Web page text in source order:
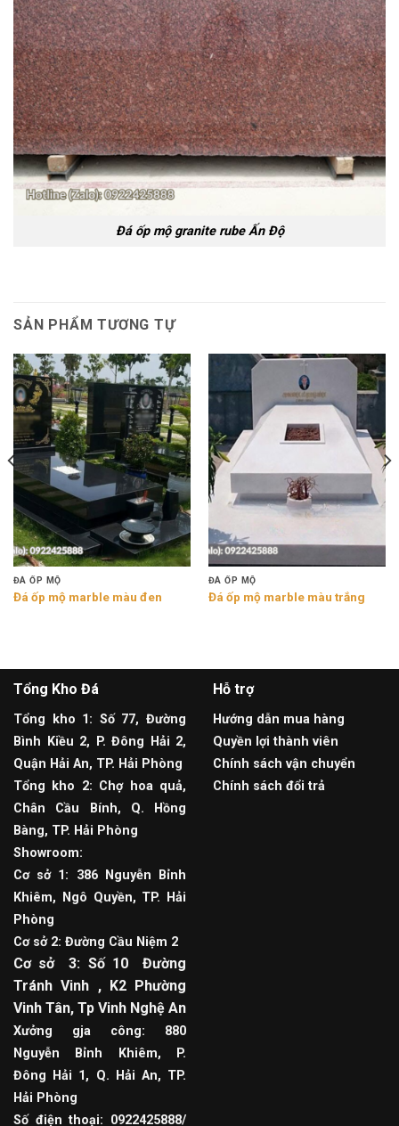
Đá ốp mộ granite rube Ấn Độ
SẢN PHẨM TƯƠNG TỰ
ĐÁ ỐP MỘ
Đá ốp mộ marble màu đen
ĐÁ ỐP MỘ
Đá ốp mộ marble màu trắng
Tổng Kho Đá
Tổng kho 1: Số 77, Đường
Bình Kiều 2, P. Đông Hải 2,
Quận Hải An, TP. Hải Phòng
Tổng kho 2: Chợ hoa quả,
Chân Cầu Bính, Q. Hồng
Bàng, TP. Hải Phòng
Showroom:
Cơ sở 1: 386 Nguyễn Bỉnh
Khiêm, Ngô Quyền, TP. Hải
Phòng
Cơ sở 2: Đường Cầu Niệm 2
Cơ sở 3: Số 10 Đường
Tránh Vinh , K2 Phường
Vinh Tân, Tp Vinh Nghệ An
Xưởng gja công: 880
Nguyễn Bỉnh Khiêm, P.
Đông Hải 1, Q. Hải An, TP.
Hải Phòng
Số điện thoại: 0922425888/
Hỗ trợ
Hướng dẫn mua hàng
Quyền lợi thành viên
Chính sách vận chuyển
Chính sách đổi trả